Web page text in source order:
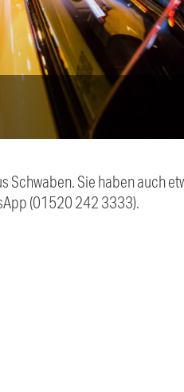
Sie haben auch
(01520 242 3333).